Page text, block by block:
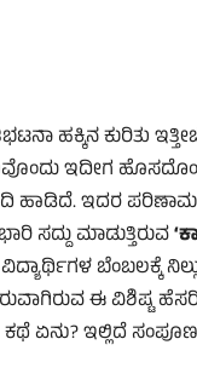
ಹಕ್ಕಿನ ಕುರಿತು
ಇದೀಗ
ಹಾಡಿದೆ. ಇದರ
ಸದ್ದು ಮಾಡುತ್ತಿರುವ
ಬೆಂಬಲಕ್ಕೆ
ಈ ವಿಶಿಷ್ಟ
ಏನು? ಇಲ್ಲಿದೆ